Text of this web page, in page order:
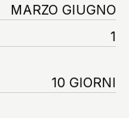
MARZO GIUGNO
1
10 GIORNI